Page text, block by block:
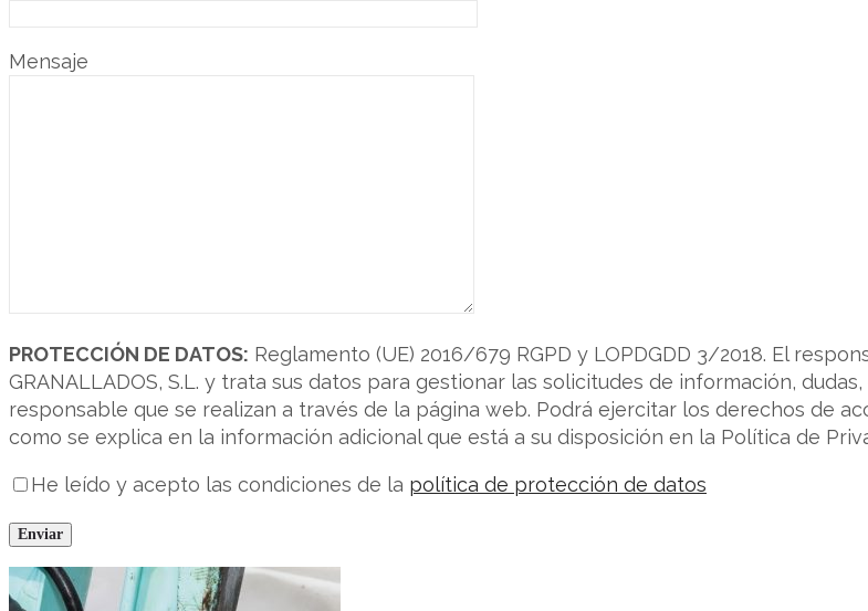
Mensaje
PROTECCIÓN DE DATOS: Reglamento (UE) 2016/679 RGPD y LOPDGDD 3/2018. El
GRANALLADOS, S.L. y trata sus datos para gestionar las solicitudes de información,
responsable que se realizan a través de la página web. Podrá ejercitar los derechos de
como se explica en la información adicional que está a su disposición en la Política de
He leído y acepto las condiciones de la política de protección de datos